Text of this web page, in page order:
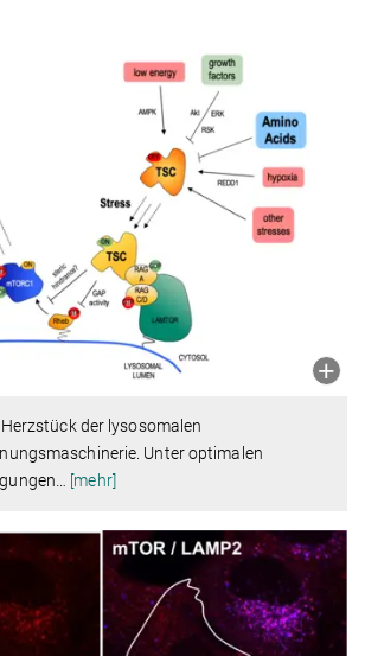
der lysosomalen
Unter optimalen
[mehr]